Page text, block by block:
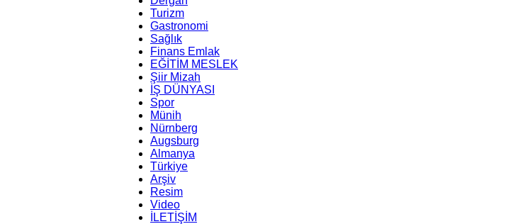
Turizm
Gastronomi
Sağlık
Finans Emlak
EĞİTİM MESLEK
Şiir Mizah
İŞ DÜNYASI
Spor
Münih
Nürnberg
Augsburg
Almanya
Türkiye
Arşiv
Resim
Video
İLETİŞİM